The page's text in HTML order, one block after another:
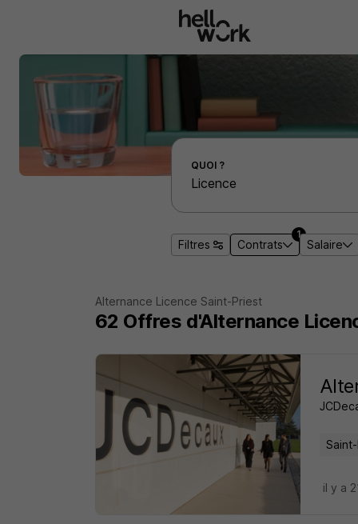
Effectuer une recherche d'emploi par localité
QUOI ?
Filtres Contrats
1
Salaire
Alternance Licence Saint-Priest
62 Offres d'Alternance
il y a